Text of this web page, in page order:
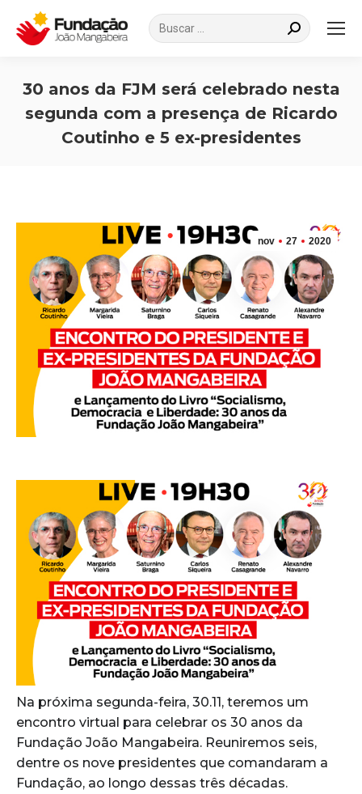
Search:
30 anos da FJM será celebrado nesta
segunda com a presença de Ricardo
Coutinho e 5 ex-presidentes
nov 27 2020
Na próxima segunda-feira, 30.11, teremos um
encontro virtual para celebrar os 30 anos da
Fundação João Mangabeira. Reuniremos seis,
dentre os nove presidentes que comandaram a
Fundação, ao longo dessas três décadas.